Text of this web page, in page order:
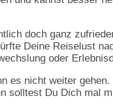
doch ganz
Deine Reiselust
oder
es nicht weiter
solltest Du Dich mal